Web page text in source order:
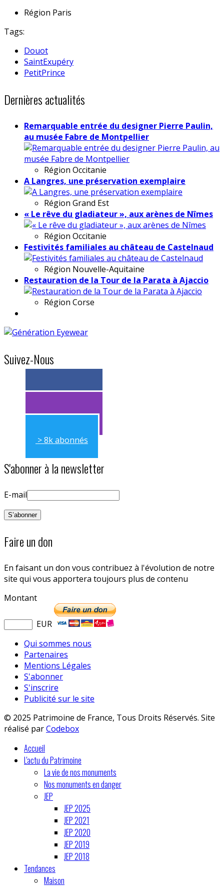
Région Paris
Tags:
Douot
SaintExupéry
PetitPrince
Dernières actualités
Remarquable entrée du designer Pierre Paulin,
au musée Fabre de Montpellier
Région Occitanie
A Langres, une préservation exemplaire
Région Grand Est
« Le rêve du gladiateur », aux arènes de Nîmes
Région Occitanie
Festivités familiales au château de Castelnaud
Région Nouvelle-Aquitaine
Restauration de la Tour de la Parata à Ajaccio
Région Corse
Suivez-Nous
> 11k abonnés
> 11k abonnés
> 8k abonnés
S'abonner à la newsletter
E-mail
Faire un don
En faisant un don vous contribuez à l'évolution de notre
site qui vous apportera toujours plus de contenu
Montant
EUR
Qui sommes nous
Partenaires
Mentions Légales
S'abonner
S'inscrire
Publicité sur le site
© 2025 Patrimoine de France, Tous Droits Réservés. Site
réalisé parCodebox
Accueil
L'actu du Patrimoine
La vie de nos monuments
Nos monuments en danger
JEP
JEP 2025
JEP 2021
JEP 2020
JEP 2019
JEP 2018
Tendances
Maison